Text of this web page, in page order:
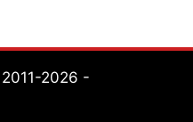
2026 -